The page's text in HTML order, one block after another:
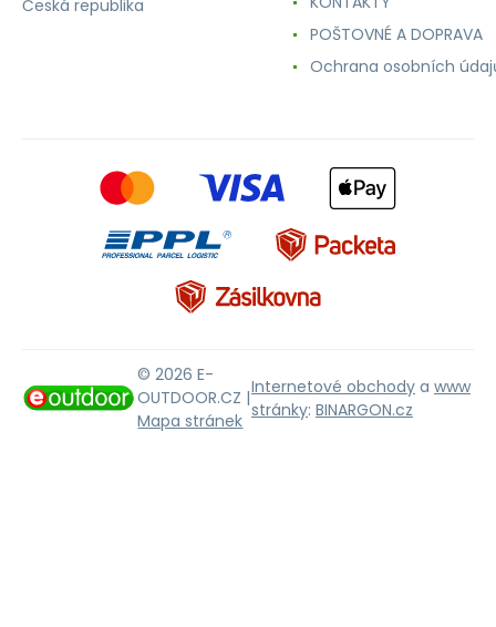
Česká republika
POŠTOVNÉ A DOPRAVA
Ochrana osobních
© 2026 E-
OUTDOOR.CZ |
Mapa stránek
Internetové obchody a www
stránky: BINARGON.cz